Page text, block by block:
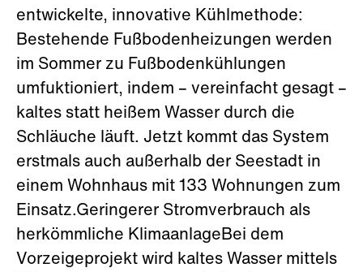
entwickelte, innovative Kühlmethode:
Bestehende Fußbodenheizungen werden
im Sommer zu Fußbodenkühlungen
umfuktioniert, indem – vereinfacht gesagt –
kaltes statt heißem Wasser durch die
Schläuche läuft. Jetzt kommt das System
erstmals auch außerhalb der Seestadt in
einem Wohnhaus mit 133 Wohnungen zum
Einsatz.Geringerer Stromverbrauch als
herkömmliche KlimaanlageBei dem
Vorzeigeprojekt wird kaltes Wasser mittels